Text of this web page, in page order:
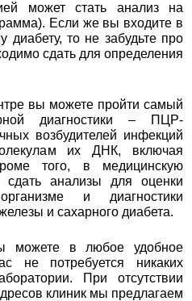
может стать анализ на
Если же вы входите в
диабету, то не забудьте про
сдать для определения
вы можете пройти самый
диагностики – ПЦР-
возбудителей инфекций
их ДНК, включая
того, в медицинскую
анализы для оценки
и диагностики
и сахарного диабета.
можете в любое удобное
не потребуется никаких
При отсутствии
клиник мы предлагаем